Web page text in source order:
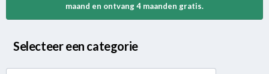
maand en ontvang 4 maanden gratis.
Selecteer een categorie